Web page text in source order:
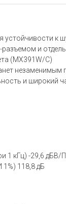
к
и
(MX391W/C)
и широкий
1 кГц) -29,6 дБВ/
1%) 118,8 дБ